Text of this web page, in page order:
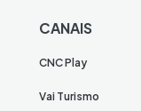
CANAIS
CNC Play
Vai Turismo